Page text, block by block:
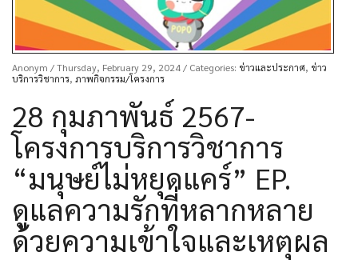
Anonym / Thursday, February 29, 2024/ Categories: ข่าวและประกาศ, ข่าว
บริการวิชาการ, ภาพกิจกรรม/โครงการ
28 กุมภาพันธ์ 2567-
โครงการบริการวิชาการ
“มนุษย์ไม่หยุดแคร์” EP.
ดูแลความรักที่หลากหลาย
ด้วยความเข้าใจและเหตุผล